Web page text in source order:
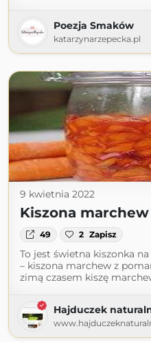
Poezja Smaków
katarzynarzepecka.pl
9 kwietnia 2022
Kiszona
49 2 Zapisz
To jest świetna kiszonka
– kiszona marchew z
zimą czasem kiszę
Hajduczek